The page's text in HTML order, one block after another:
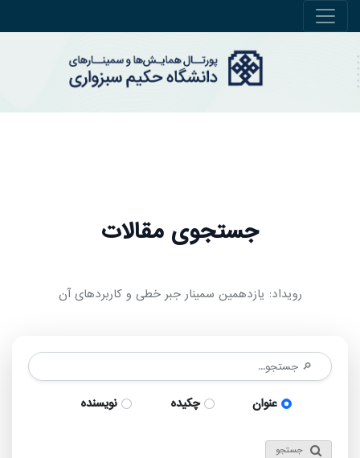
جستجوی مقالات
رویداد: یازدهمین سمینار جبر خطی و کاربردهای آن
عنوان چکیده نویسنده
جستجو